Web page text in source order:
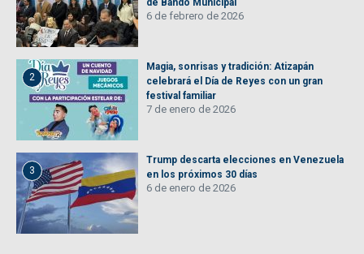
de Bando Municipal
6 de febrero de 2026
2
Magia, sonrisas y tradición: Atizapán
celebrará el Día de Reyes con un gran
festival familiar
7 de enero de 2026
3
Trump descarta elecciones en Venezuela
en los próximos 30 días
6 de enero de 2026